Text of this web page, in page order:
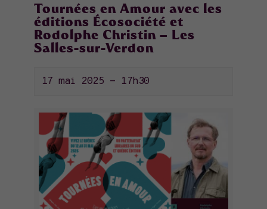
Tournées en Amour avec les
éditions Écosociété et
Rodolphe Christin – Les
Salles-sur-Verdon
17 mai 2025 - 17h30